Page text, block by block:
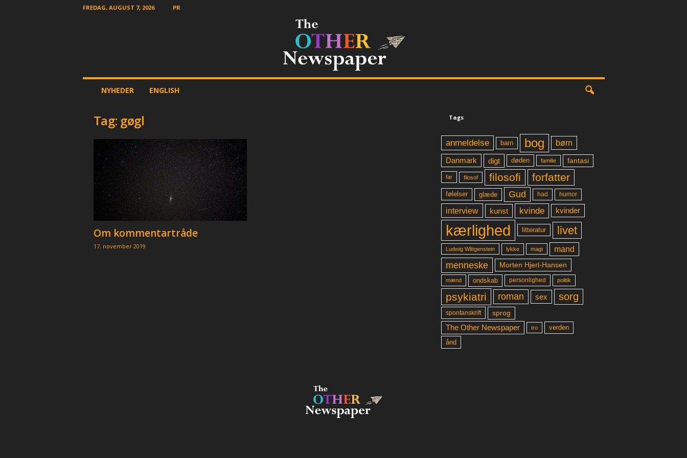
FREDAG, AUGUST 7, 2026 PR
NYHEDER ENGLISH
Tag: gøgl
Om kommentartråde
17. november 2019
Tags
anmeldelse barn bog børn
Danmark digt døden familie fantasi
far filosof filosofi forfatter
følelser glæde Gud had humor
interview kunst kvinde kvinder
kærlighed litteratur livet
Ludwig Wittgenstein lykke magt mand
menneske Morten Hjerl-Hansen
mænd ondskab personlighed politik
psykiatri roman sex sorg
spontanskrift sprog
The Other Newspaper tro verden
ånd